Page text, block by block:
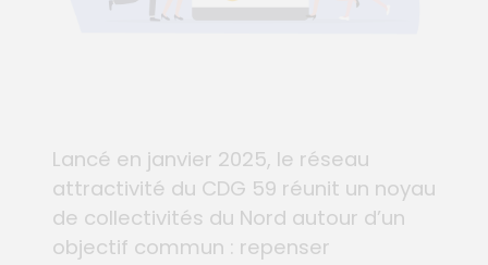
Lancé en janvier 2025, le réseau
attractivité du CDG 59 réunit un noyau
de collectivités du Nord autour d’un
objectif commun : repenser